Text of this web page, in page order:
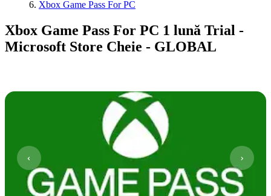
Xbox Game Pass For PC
Xbox Game Pass For PC 1 lună Trial -
Microsoft Store Cheie - GLOBAL